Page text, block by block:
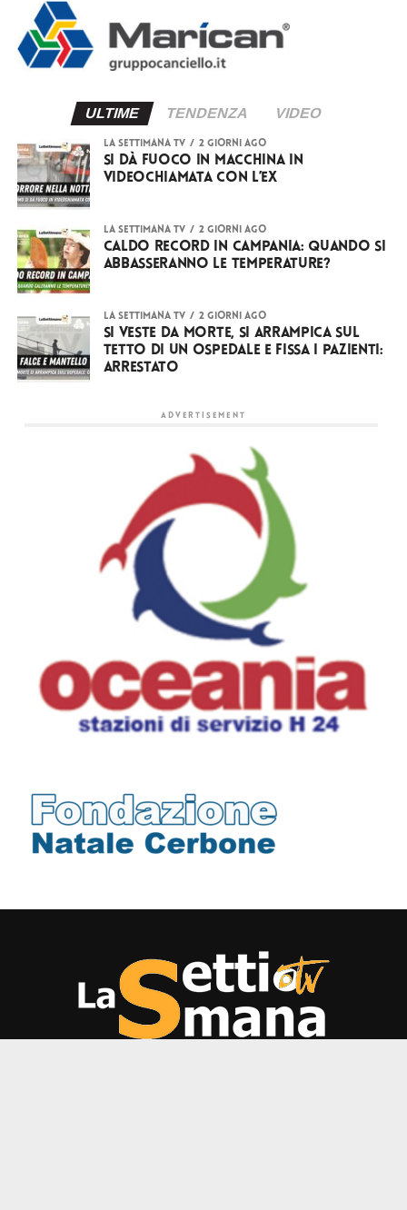
ULTIME TENDENZA VIDEO
LA SETTIMANA TV 2 giorni ago
Si dà fuoco in macchina in
videochiamata con l’ex
LA SETTIMANA TV 2 giorni ago
Caldo record in Campania: quando si
abbasseranno le temperature?
LA SETTIMANA TV 2 giorni ago
Si veste da Morte, si arrampica sul
tetto di un ospedale e fissa i pazienti:
arrestato
ADVERTISEMENT